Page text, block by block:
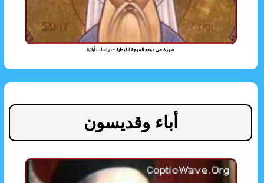
صورة فى موقع الموجة القبطية - دراسات أبائية
أباء وقديسون